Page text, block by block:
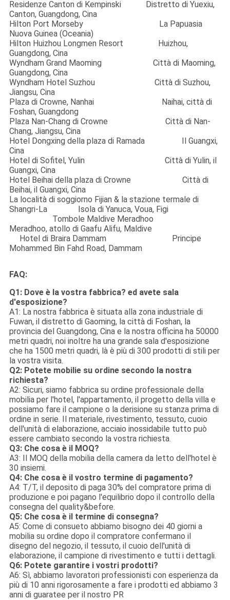
Residenze Canton di Kempinski Distretto di Yuexiu,
Canton, Guangdong, Cina
Hilton Port Morseby La Papuasia
Nuova Guinea (Oceania)
Hilton Huizhou Longmen Resort Huizhou,
Guangdong, Cina
Wyndham Grand Maoming Città di Maoming,
Guangdong, Cina
Wyndham Hotel Suzhou Città di Suzhou,
Jiangsu, Cina
Plaza di Crowne, Nanhai Naihai, città di
Foshan, Guangdong
Plaza Nan-Chang di Crowne Città di Nan-
Chang, Jiangsu, Cina
Hotel Dongxing della plaza di Ramada Il Guangxi,
Cina
Hotel di Sofitel, Yulin Città di Yulin, il
Guangxi, Cina
Hotel Beihai della plaza di Crowne Città di
Beihai, il Guangxi, Cina
La località di soggiorno Fijian & la stazione termale di
Shangri-La Isola di Yanuca, Voua, Figi
Tombole Maldive Meradhoo
Meradhoo, atollo di Gaafu Alifu, Maldive
Hotel di Braira Dammam Principe
Mohammed Bin Fahd Road, Dammam
FAQ:
Q1: Dove è la vostra fabbrica? ed avete sala
d'esposizione?
A1: La nostra fabbrica è situata alla zona industriale di
Fuwan, il distretto di Gaoming, la città di Foshan, la
provincia del Guangdong, Cina e la nostra officina ha 50000
metri quadri, noi inoltre ha una grande sala d'esposizione
che ha 1500 metri quadri, là è più di 300 prodotti di stili per
la vostra visita.
Q2: Potete mobilie su ordine secondo la nostra
richiesta?
A2: Sicuri, siamo fabbrica su ordine professionale della
mobilia per l'hotel, l'appartamento, il progetto della villa e
possiamo fare il campione o la derisione su stanza prima di
ordine in serie. Il materiale, rivestimento, tessuto, cuoio
dell'unità di elaborazione, acciaio inossidabile tutto può
essere cambiato secondo la vostra richiesta.
Q3: Che cosa è il MOQ?
A3: Il MOQ della mobilia della camera da letto dell'hotel è
30 insiemi.
Q4: Che cosa è il vostro termine di pagamento?
A4: T/T, il deposito di paga 30% del compratore prima di
produzione e poi pagano l'equilibrio dopo il controllo della
consegna del quality&before.
Q5: Che cosa è il termine di consegna?
A5: Come di consueto abbiamo bisogno dei 40 giorni a
mobilia su ordine dopo il compratore confermano il
disegno del negozio, il tessuto, il cuoio dell'unità di
elaborazione, il campione di rivestimento e tutti i dettagli.
Q6: Potete garantire i vostri prodotti?
A6: Sì, abbiamo lavoratori professionisti con esperienza da
più di 10 anni rigorosamente a fare i prodotti ed abbiamo 3
anni di guaratee per il nostro PR